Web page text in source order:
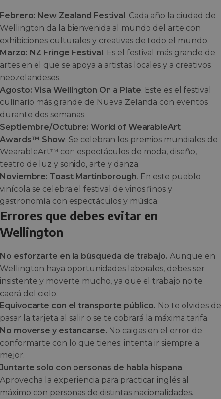
Febrero: New Zealand Festival. Cada año la ciudad de
Wellington da la bienvenida al mundo del arte con
exhibiciones culturales y creativas de todo el mundo.
Marzo: NZ Fringe Festival. Es el festival más grande de
artes en el que se apoya a artistas locales y a creativos
neozelandeses.
Agosto: Visa Wellington On a Plate. Este es el festival
culinario más grande de Nueva Zelanda con eventos
durante dos semanas.
Septiembre/Octubre: World of WearableArt
Awards™ Show. Se celebran los premios mundiales de
WearableArt™ con espectáculos de moda, diseño,
teatro de luz y sonido, arte y danza.
Noviembre: Toast Martinborough. En este pueblo
vinícola se celebra el festival de vinos finos y
gastronomía con espectáculos y música.
Errores que debes evitar en
Wellington
No esforzarte en la búsqueda de trabajo. Aunque en
Wellington haya oportunidades laborales, debes ser
insistente y moverte mucho, ya que el trabajo no te
caerá del cielo.
Equivocarte con el transporte público. No te olvides de
pasar la tarjeta al salir o se te cobrará la máxima tarifa.
No moverse y estancarse. No caigas en el error de
conformarte con lo que tienes; intenta ir siempre a
mejor.
Juntarte solo con personas de habla hispana.
Aprovecha la experiencia para practicar inglés al
máximo con personas de distintas nacionalidades.